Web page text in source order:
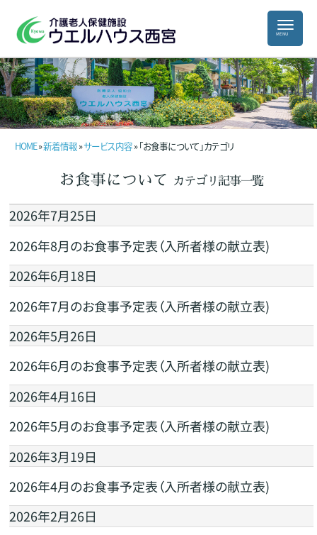
HOME»新着情報»サービス内容» 「お食事について」カテゴリ
お食事について カテゴリ記事一覧
2026年7月25日
2026年8月のお食事予定表（入所者様の献立表)
2026年6月18日
2026年7月のお食事予定表（入所者様の献立表)
2026年5月26日
2026年6月のお食事予定表（入所者様の献立表)
2026年4月16日
2026年5月のお食事予定表（入所者様の献立表)
2026年3月19日
2026年4月のお食事予定表（入所者様の献立表)
2026年2月26日